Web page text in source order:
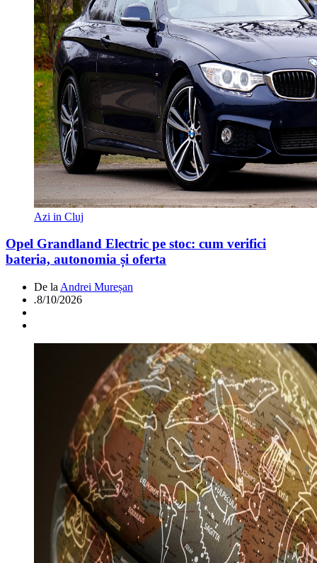
Azi in Cluj
Opel Grandland Electric pe stoc: cum verifici
bateria, autonomia și oferta
De la Andrei Mureșan
.8/10/2026